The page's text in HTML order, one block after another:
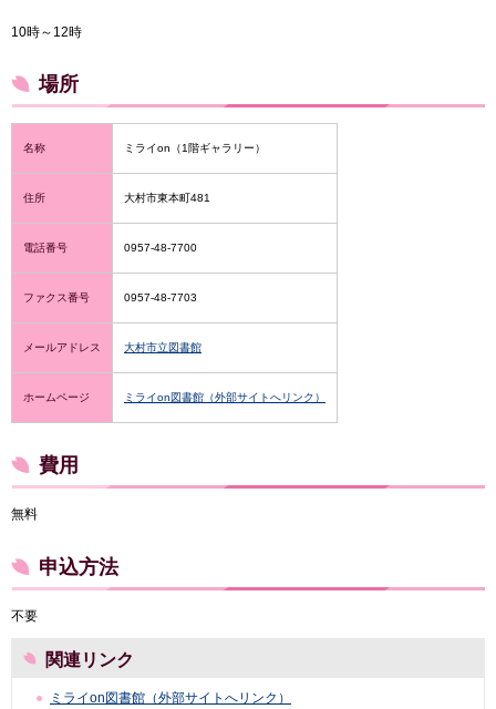
10時～12時
場所
名称 ミライon（1階ギャラリー）
住所 大村市東本町481
電話番号 0957-48-7700
ファクス番号 0957-48-7703
メールアドレス 大村市立図書館
ホームページ ミライon図書館（外部サイトへリンク）
費用
無料
申込方法
不要
関連リンク
ミライon図書館（外部サイトへリンク）